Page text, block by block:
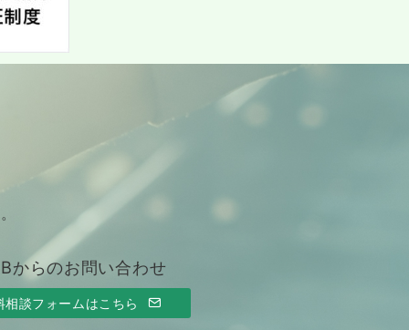
からのお問い合わせ
相談フォームはこちら